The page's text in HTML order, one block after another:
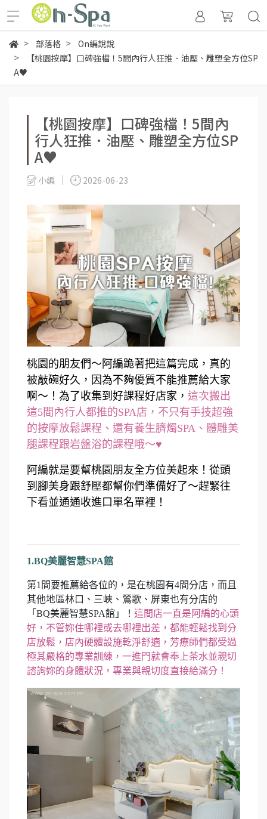
部落格
On編說說
【桃園按摩】口碑強檔！5間內行人狂推．油壓、雕塑全方位SP
A♥
【桃園按摩】口碑強檔！5間內
行人狂推．油壓、雕塑全方位SP
A♥
小編 2026-06-23
桃園的朋友們～阿編跪著把這篇完成，真的
被敲碗好久，因為不夠優質不能推薦給大家
啊～！為了收集到好課程好店家， 這次搬出
這5間內行人都推的SPA店，不只有手技超強
的按摩放鬆課程、還有養生臍燭SPA、體雕美
腿課程跟岩盤浴的課程哦～♥
阿編就是要幫桃園朋友全方位美起來！從頭
到腳美身跟舒壓都幫你們準備好了～趕緊往
下看並通通收進口單名單裡！
1.BQ美麗智慧SPA館
第1間要推薦給各位的，是在桃園有4間分店，而且
其他地區林口、三峽、鶯歌、屏東也有分店的
「BQ美麗智慧SPA館」！ 這間店一直是阿編的心頭
好，不管妳住哪裡或去哪裡出差，都能輕鬆找到分
店放鬆，店內硬體設施乾淨舒適，芳療師們都受過
極其嚴格的專業訓練，一進門就會奉上茶水並親切
諮詢妳的身體狀況，專業與親切度直接給滿分！